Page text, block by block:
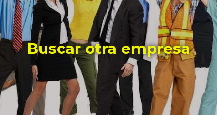
Buscar otra empresa